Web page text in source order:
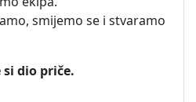
smijemo se i stvaramo
dio priče.